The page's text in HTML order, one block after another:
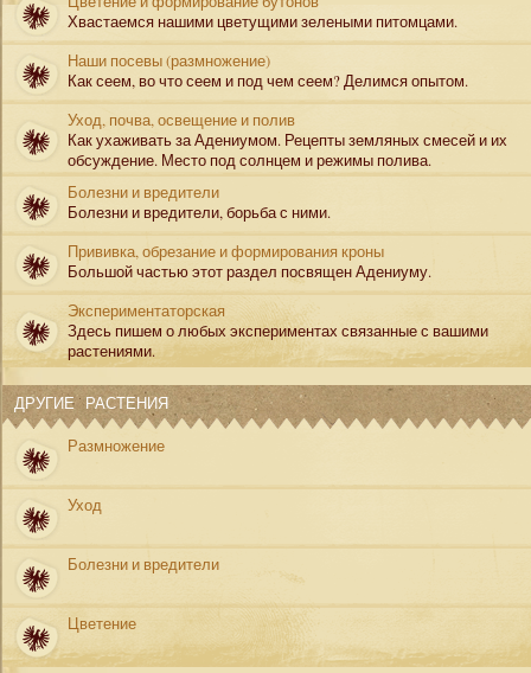
Хвастаемся нашими цветущими зелеными питомцами.
Наши посевы (размножение)
Как сеем, во что сеем и под чем сеем? Делимся опытом.
Уход, почва, освещение и полив
Как ухаживать за Адениумом. Рецепты земляных смесей и их
обсуждение. Место под солнцем и режимы полива.
Болезни и вредители
Болезни и вредители, борьба с ними.
Прививка, обрезание и формирования кроны
Большой частью этот раздел посвящен Адениуму.
Экспериментаторская
Здесь пишем о любых экспериментах связанные с вашими
растениями.
ДРУГИЕ РАСТЕНИЯ
Размножение
Уход
Болезни и вредители
Цветение